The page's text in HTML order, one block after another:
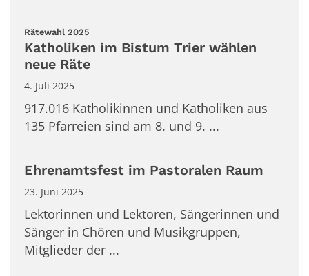
Rätewahl 2025:
Katholiken im Bistum Trier wählen
neue Räte
4. Juli 2025
917.016 Katholikinnen und Katholiken aus
135 Pfarreien sind am 8. und 9. ...
Ehrenamtsfest im Pastoralen Raum
23. Juni 2025
Lektorinnen und Lektoren, Sängerinnen und
Sänger in Chören und Musikgruppen,
Mitglieder der ...